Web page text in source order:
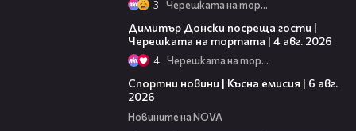
3 Черешката на тортата
Димитър Донски посреща гости |
Черешката на тортата | 4 авг. 2026
4 Черешката на тортата
Спортни новини | Късна емисия | 6 авг.
2026
Новините на NOVA